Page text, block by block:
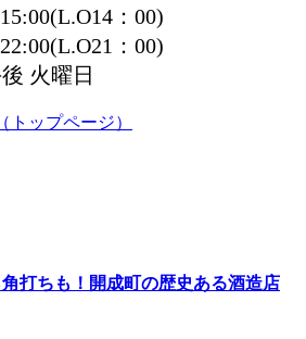
：00)
：00)
火曜日
トップページ）
打ちも！開成町の歴史ある酒造店